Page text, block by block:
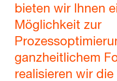
bieten wir Ihnen
Möglichkeit zur
ganzheitlichem
realisieren wir die